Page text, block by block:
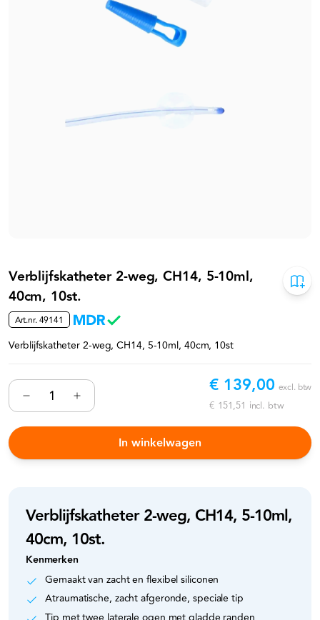
Verblijfskatheter 2-weg, CH14, 5-10ml,
40cm, 10st.
Art.nr.49141
Verblijfskatheter 2-weg, CH14, 5-10ml, 40cm, 10st
€ 139,00 excl. btw
€ 151,51 incl. btw
In winkelwagen
Verblijfskatheter 2-weg, CH14, 5-10ml,
40cm, 10st.
Kenmerken
Gemaakt van zacht en flexibel siliconen
Atraumatische, zacht afgeronde, speciale tip